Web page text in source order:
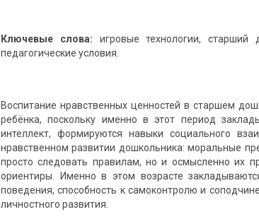
Ключевые слова: игровые технологии, старший
педагогические условия.
Воспитание нравственных ценностей в старшем
ребёнка, поскольку именно в этот период
интеллект, формируются навыки социального
нравственном развитии дошкольника: моральные
просто следовать правилам, но и осмысленно их
ориентиры. Именно в этом возрасте
поведения, способность к самоконтролю и
личностного развития.